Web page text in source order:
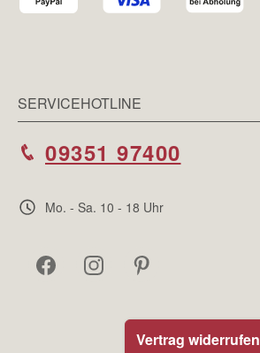
SERVICEHOTLINE
09351 97400
Mo. - Sa. 10 - 18 Uhr
Vertrag widerrufen